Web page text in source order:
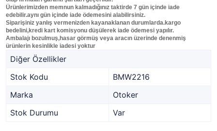
Ürünlerimizden memnun kalmadığınız taktirde 7 gün içinde iade
edebilir.aynı gün içinde iade ödemesini alabilirsiniz.
Siparişiniz yanlış vermenizden kayanaklanan durumlarda.kargo
bedelini,kredi kart komisyonu düşülerek iade ödemesi yapılır.
Ambalajı bozulmuş,hasar görmüş veya aracın üzerinde denenmiş
ürünlerin kesinlikle iadesi yoktur
Diğer Özellikler
Stok Kodu
BMW2216
Marka
Otoker
Stok Durumu
Var